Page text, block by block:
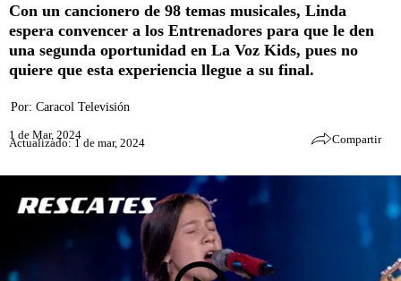
Con un cancionero de 98 temas musicales, Linda
espera convencer a los Entrenadores para que le den
una segunda oportunidad en La Voz Kids, pues no
quiere que esta experiencia llegue a su final.
Por: Caracol Televisión
1 de Mar, 2024
Actualizado: 1 de mar, 2024 Compartir